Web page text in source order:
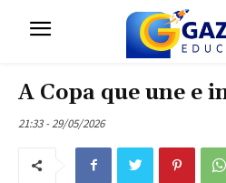
A Copa que une e
21:33 - 29/05/2026